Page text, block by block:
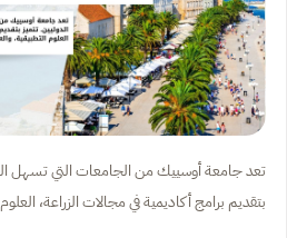
تعد جامعة أوسييك من الجامعات التي تسهل
بتقديم برامج أكاديمية في مجالات الزراعة،